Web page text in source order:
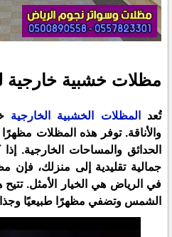
مظلات خشبية خارجية
تُعد المظلات الخشبية الخارجية
والأناقة. توفر هذه المظلات
الحدائق والمساحات الخارجية.
جمالية تقليدية إلى منزلك، فإن
في الرياض هي الخيار الأمثل.
الشمس وتضفي مظهرًا طبيعيًا